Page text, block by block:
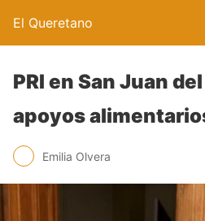
El Queretano
PRI en San Juan
apoyos
Emilia Olvera